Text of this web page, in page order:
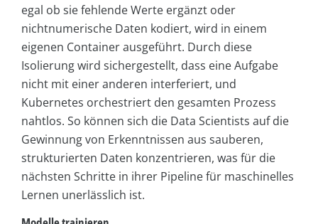
egal ob sie fehlende Werte ergänzt oder
nichtnumerische Daten kodiert, wird in einem
eigenen Container ausgeführt. Durch diese
Isolierung wird sichergestellt, dass eine Aufgabe
nicht mit einer anderen interferiert, und
Kubernetes orchestriert den gesamten Prozess
nahtlos. So können sich die Data Scientists auf die
Gewinnung von Erkenntnissen aus sauberen,
strukturierten Daten konzentrieren, was für die
nächsten Schritte in ihrer Pipeline für maschinelles
Lernen unerlässlich ist.